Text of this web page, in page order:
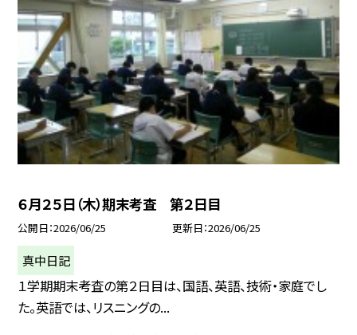
６月２５日（木）期末考査 第２日目
公開日 2026/06/25 更新日 2026/06/25
真中日記
１学期期末考査の第２日目は、国語、英語、技術・家庭でし
た。英語では、リスニングの...